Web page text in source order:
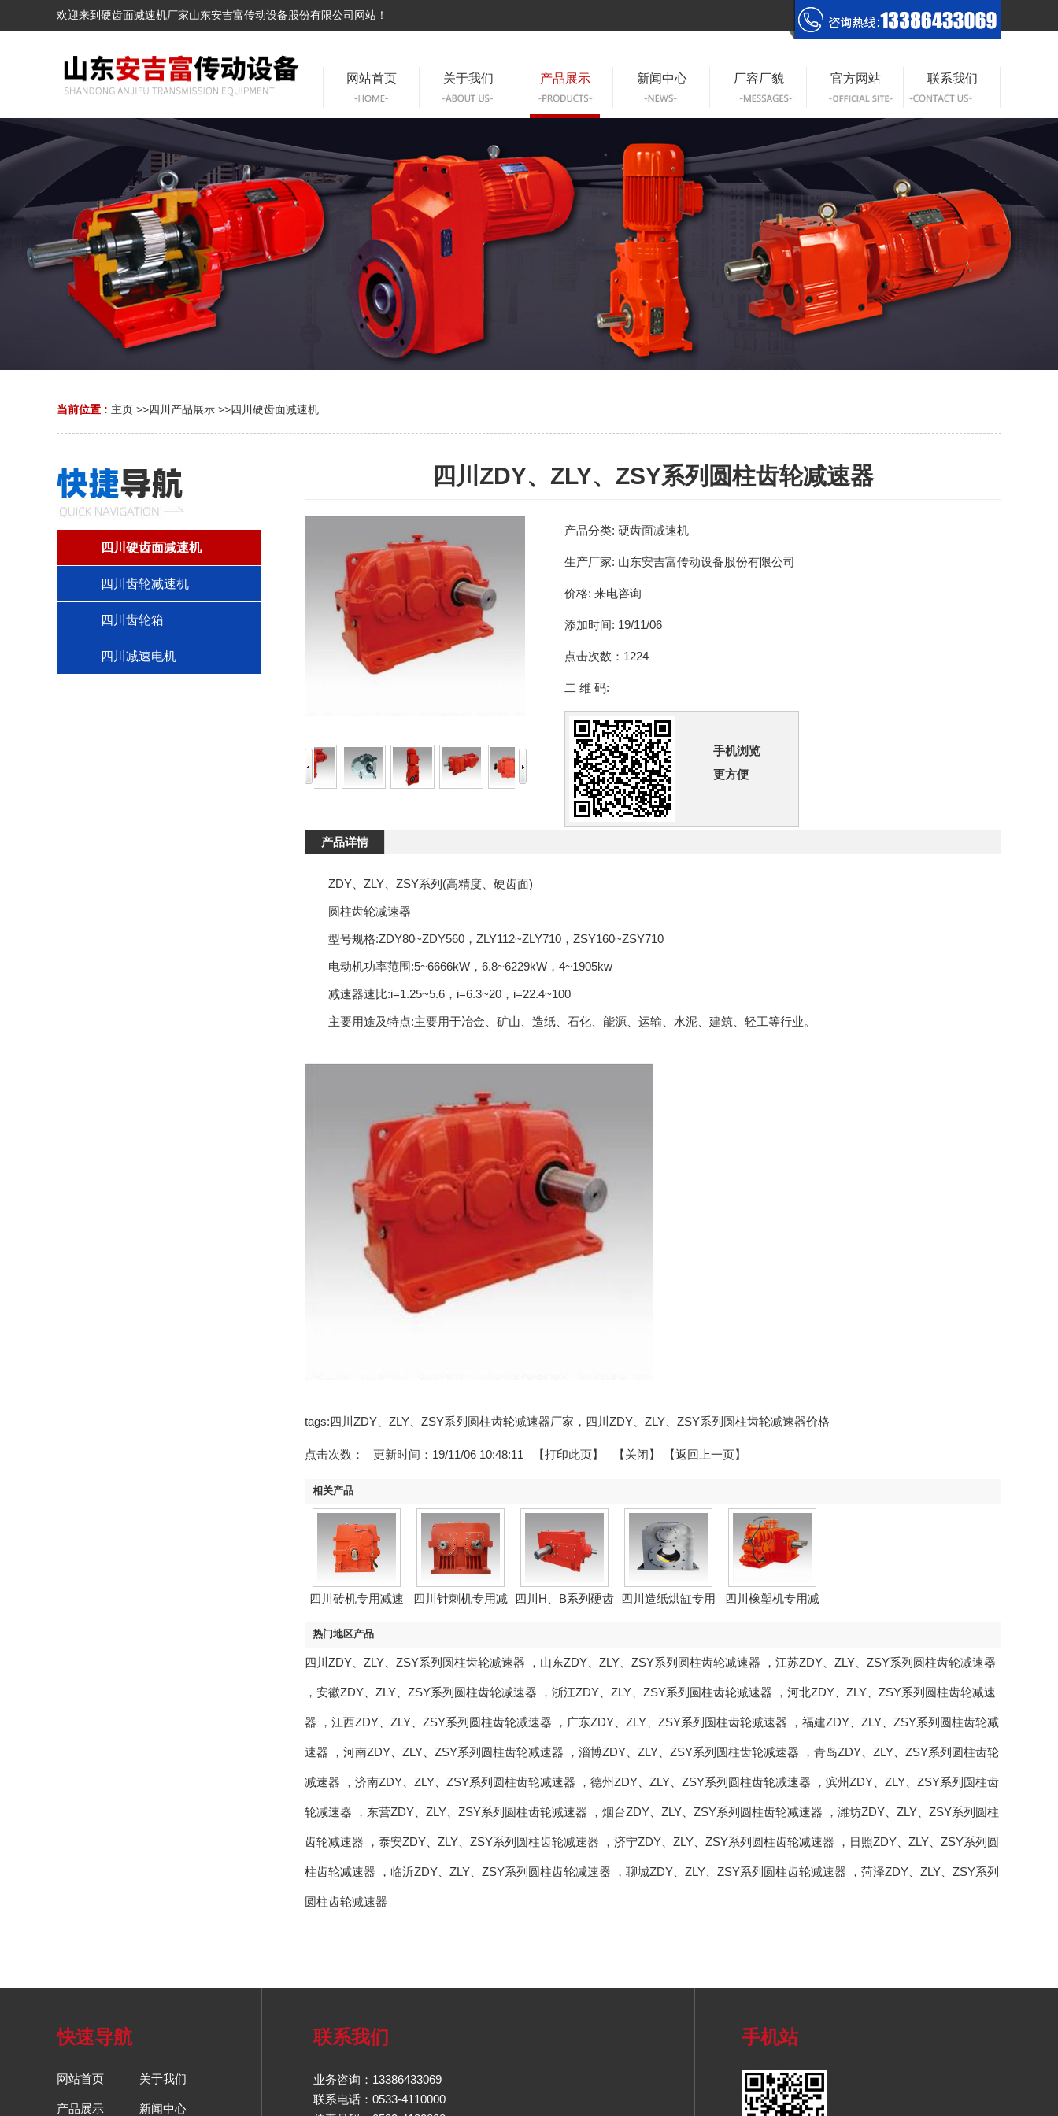
欢迎来到硬齿面减速机厂家山东安吉富传动设备股份有限公司网站！
网站首页 关于我们 产品展示 新闻中心 厂容厂貌 官方网站 联系我们
当前位置 : 主页 >>四川产品展示 >>四川硬齿面减速机
四川硬齿面减速机
四川齿轮减速机
四川齿轮箱
四川减速电机
四川ZDY、ZLY、ZSY系列圆柱齿轮减速器
产品分类: 硬齿面减速机
生产厂家: 山东安吉富传动设备股份有限公司
价格: 来电咨询
添加时间: 19/11/06
点击次数： 1224
二 维 码:
手机浏览
更方便
产品详情
ZDY、ZLY、ZSY系列(高精度、硬齿面)
圆柱齿轮减速器
型号规格:ZDY80~ZDY560，ZLY112~ZLY710，ZSY160~ZSY710
电动机功率范围:5~6666kW，6.8~6229kW，4~1905kw
减速器速比:i=1.25~5.6，i=6.3~20，i=22.4~100
主要用途及特点:主要用于冶金、矿山、造纸、石化、能源、运输、水泥、建筑、轻工等行业。
tags:四川ZDY、ZLY、ZSY系列圆柱齿轮减速器厂家，四川ZDY、ZLY、ZSY系列圆柱齿轮减速器价格
点击次数： 更新时间：19/11/06 10:48:11 【打印此页】 【关闭】 【返回上一页】
相关产品
四川砖机专用减速
四川针刺机专用减 四川H、B系列硬齿 四川造纸烘缸专用
四川橡塑机专用减
热门地区产品
四川ZDY、ZLY、ZSY系列圆柱齿轮减速器 ， 山东ZDY、ZLY、ZSY系列圆柱齿轮减速器 ， 江苏ZDY、ZLY、ZSY系列圆柱齿轮减速器
， 安徽ZDY、ZLY、ZSY系列圆柱齿轮减速器 ， 浙江ZDY、ZLY、ZSY系列圆柱齿轮减速器 ， 河北ZDY、ZLY、ZSY系列圆柱齿轮减速
器 ， 江西ZDY、ZLY、ZSY系列圆柱齿轮减速器 ， 广东ZDY、ZLY、ZSY系列圆柱齿轮减速器 ， 福建ZDY、ZLY、ZSY系列圆柱齿轮减
速器 ， 河南ZDY、ZLY、ZSY系列圆柱齿轮减速器 ， 淄博ZDY、ZLY、ZSY系列圆柱齿轮减速器 ， 青岛ZDY、ZLY、ZSY系列圆柱齿轮
减速器 ， 济南ZDY、ZLY、ZSY系列圆柱齿轮减速器 ， 德州ZDY、ZLY、ZSY系列圆柱齿轮减速器 ， 滨州ZDY、ZLY、ZSY系列圆柱齿
轮减速器 ， 东营ZDY、ZLY、ZSY系列圆柱齿轮减速器 ， 烟台ZDY、ZLY、ZSY系列圆柱齿轮减速器 ， 潍坊ZDY、ZLY、ZSY系列圆柱
齿轮减速器 ， 泰安ZDY、ZLY、ZSY系列圆柱齿轮减速器 ， 济宁ZDY、ZLY、ZSY系列圆柱齿轮减速器 ， 日照ZDY、ZLY、ZSY系列圆
柱齿轮减速器 ， 临沂ZDY、ZLY、ZSY系列圆柱齿轮减速器 ， 聊城ZDY、ZLY、ZSY系列圆柱齿轮减速器 ， 菏泽ZDY、ZLY、ZSY系列
圆柱齿轮减速器
快速导航
网站首页 关于我们
产品展示 新闻中心
联系我们
业务咨询：13386433069
联系电话：0533-4110000
手机站